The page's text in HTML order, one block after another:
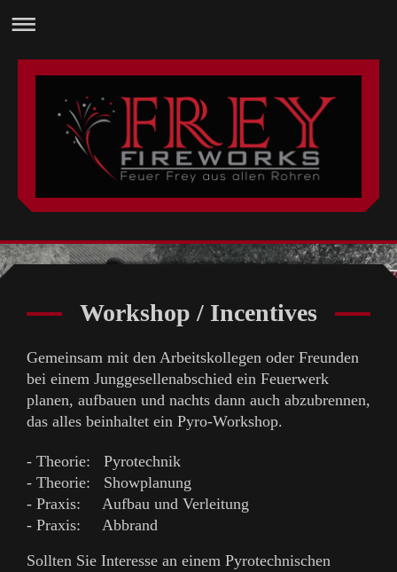
Workshop / Incentives
Gemeinsam mit den Arbeitskollegen oder Freunden
bei einem Junggesellenabschied ein Feuerwerk
planen, aufbauen und nachts dann auch abzubrennen,
das alles beinhaltet ein Pyro-Workshop.
- Theorie: Pyrotechnik
- Theorie: Showplanung
- Praxis: Aufbau und Verleitung
- Praxis: Abbrand
Sollten Sie Interesse an einem Pyrotechnischen